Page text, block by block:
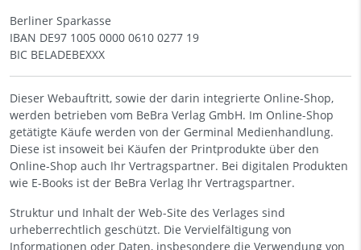
Berliner Sparkasse
IBAN DE97 1005 0000 0610 0277 19
BIC BELADEBEXXX
Dieser Webauftritt, sowie der darin integrierte Online-Shop,
werden betrieben vom BeBra Verlag GmbH. Im Online-Shop
getätigte Käufe werden von der Germinal Medienhandlung.
Diese ist insoweit bei Käufen der Printprodukte über den
Online-Shop auch Ihr Vertragspartner. Bei digitalen Produkten
wie E-Books ist der BeBra Verlag Ihr Vertragspartner.
Struktur und Inhalt der Web-Site des Verlages sind
urheberrechtlich geschützt. Die Vervielfältigung von
Informationen oder Daten, insbesondere die Verwendung von